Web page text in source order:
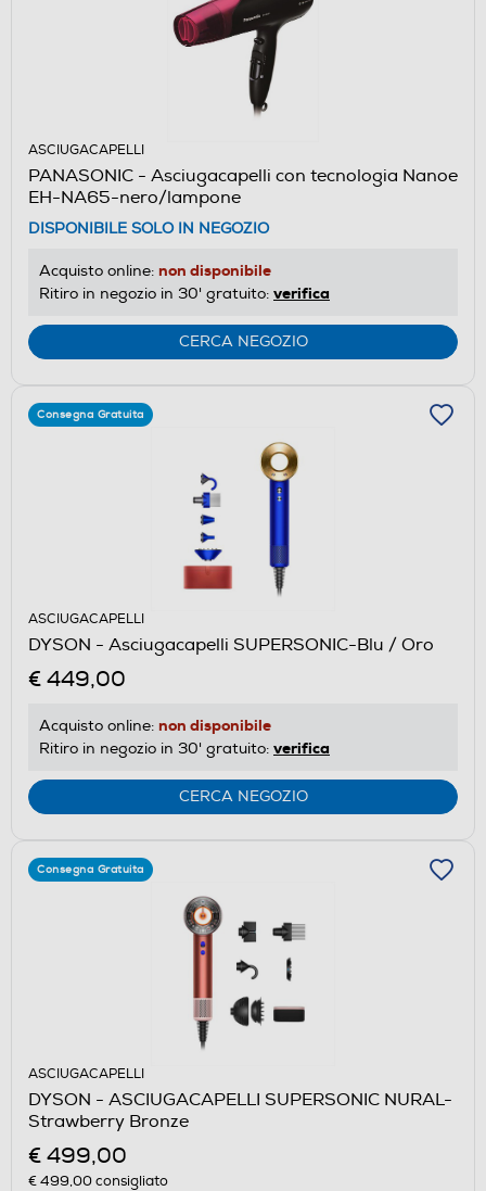
ASCIUGACAPELLI
PANASONIC - Asciugacapelli con tecnologia Nanoe
EH-NA65-nero/lampone
DISPONIBILE SOLO IN NEGOZIO
Acquisto online: non disponibile
Ritiro in negozio in 30' gratuito: verifica
CERCA NEGOZIO
Consegna Gratuita
ASCIUGACAPELLI
DYSON - Asciugacapelli SUPERSONIC-Blu / Oro
€ 449,00
Acquisto online: non disponibile
Ritiro in negozio in 30' gratuito: verifica
CERCA NEGOZIO
Consegna Gratuita
ASCIUGACAPELLI
DYSON - ASCIUGACAPELLI SUPERSONIC NURAL-
Strawberry Bronze
€ 499,00
€ 499,00consigliato